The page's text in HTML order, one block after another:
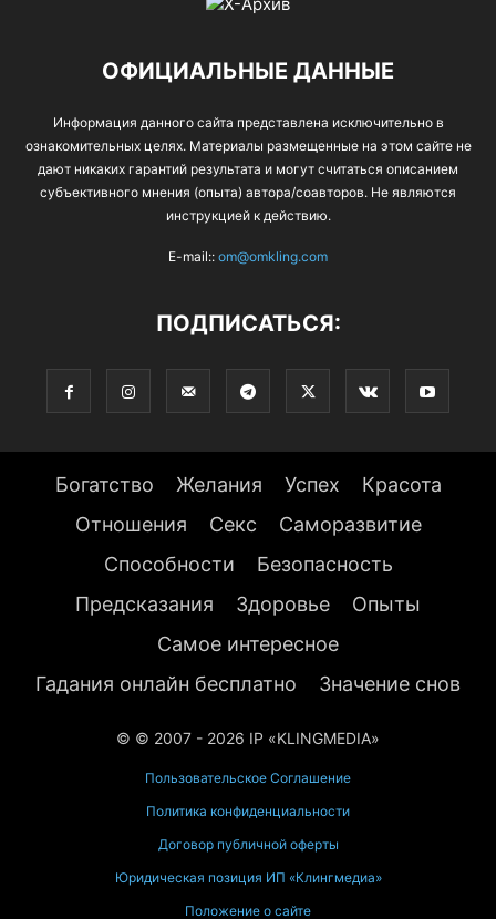
ОФИЦИАЛЬНЫЕ ДАННЫЕ
Информация данного сайта представлена исключительно в
ознакомительных целях. Материалы размещенные на этом сайте не
дают никаких гарантий результата и могут считаться описанием
субъективного мнения (опыта) автора/соавторов. Не являются
инструкцией к действию.
E-mail:: om@omkling.com
ПОДПИСАТЬСЯ:
Богатство Желания Успех
Красота
Отношения
Секс
Саморазвитие
Способности
Безопасность
Предсказания
Здоровье
Опыты
Самое интересное
Гадания онлайн бесплатно
Значение снов
© © 2007 - 2026 IP «KLINGMEDIA»
Пользовательское Соглашение
Политика конфиденциальности
Договор публичной оферты
Юридическая позиция ИП «Клингмедиа»
Положение о сайте